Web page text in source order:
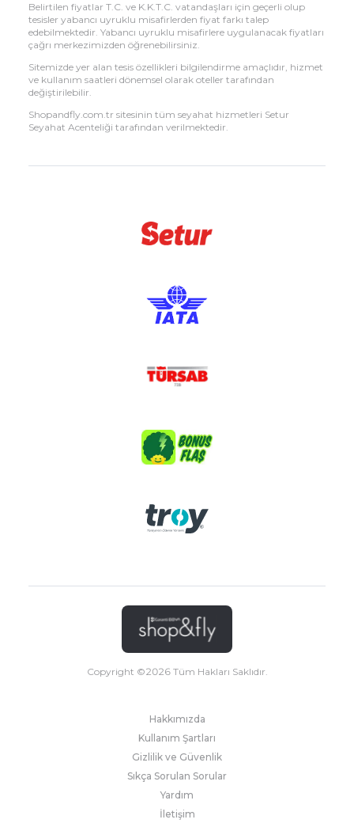
Belirtilen fiyatlar T.C. ve K.K.T.C. vatandaşları için geçerli olup
tesisler yabancı uyruklu misafirlerden fiyat farkı talep
edebilmektedir. Yabancı uyruklu misafirlere uygulanacak fiyatları
çağrı merkezimizden öğrenebilirsiniz.
Sitemizde yer alan tesis özellikleri bilgilendirme amaçlıdır, hizmet
ve kullanım saatleri dönemsel olarak oteller tarafından
değiştirilebilir.
Shopandfly.com.tr sitesinin tüm seyahat hizmetleri Setur
Seyahat Acenteliği tarafından verilmektedir.
Copyright ©2026Tüm Hakları Saklıdır.
Hakkımızda
Kullanım Şartları
Gizlilik ve Güvenlik
Sıkça Sorulan Sorular
Yardım
İletişim